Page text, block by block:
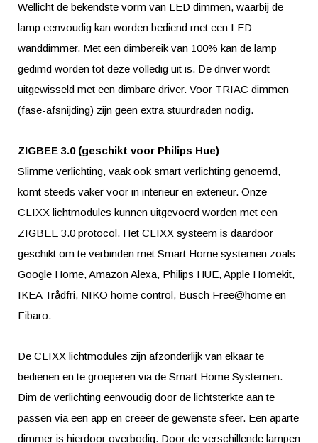
Wellicht de bekendste vorm van LED dimmen, waarbij de
lamp eenvoudig kan worden bediend met een LED
wanddimmer. Met een dimbereik van 100% kan de lamp
gedimd worden tot deze volledig uit is. De driver wordt
uitgewisseld met een dimbare driver. Voor TRIAC dimmen
(fase-afsnijding) zijn geen extra stuurdraden nodig.
ZIGBEE 3.0 (geschikt voor Philips Hue)
Slimme verlichting, vaak ook smart verlichting genoemd,
komt steeds vaker voor in interieur en exterieur. Onze
CLIXX lichtmodules kunnen uitgevoerd worden met een
ZIGBEE 3.0 protocol. Het CLIXX systeem is daardoor
geschikt om te verbinden met Smart Home systemen zoals
Google Home, Amazon Alexa, Philips HUE, Apple Homekit,
IKEA Trådfri, NIKO home control, Busch Free@home en
Fibaro.
De CLIXX lichtmodules zijn afzonderlijk van elkaar te
bedienen en te groeperen via de Smart Home Systemen.
Dim de verlichting eenvoudig door de lichtsterkte aan te
passen via een app en creëer de gewenste sfeer. Een aparte
dimmer is hierdoor overbodig. Door de verschillende lampen